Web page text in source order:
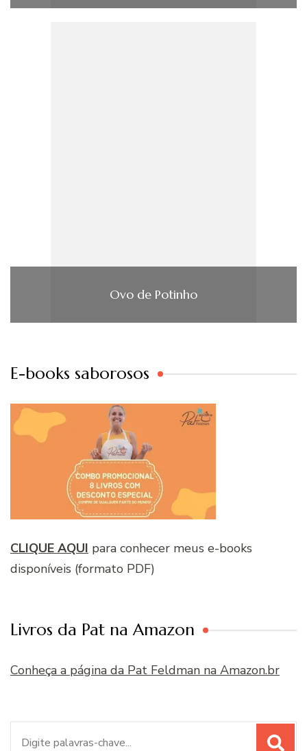
Ovo de Potinho
E-books saborosos
CLIQUE AQUI para conhecer meus e-books
disponíveis (formato PDF)
Livros da Pat na Amazon
Conheça a página da Pat Feldman na Amazon.br